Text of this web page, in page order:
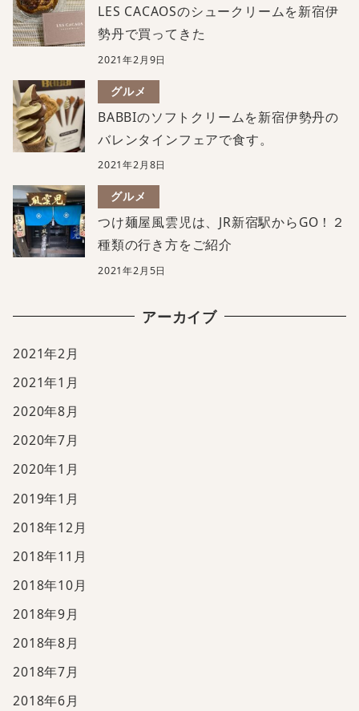
LES CACAOSのシュークリームを新宿伊
勢丹で買ってきた
2021年2月9日
グルメ
BABBIのソフトクリームを新宿伊勢丹の
バレンタインフェアで食す。
2021年2月8日
グルメ
つけ麺屋風雲児は、JR新宿駅からGO！２
種類の行き方をご紹介
2021年2月5日
アーカイブ
2021年2月
2021年1月
2020年8月
2020年7月
2020年1月
2019年1月
2018年12月
2018年11月
2018年10月
2018年9月
2018年8月
2018年7月
2018年6月